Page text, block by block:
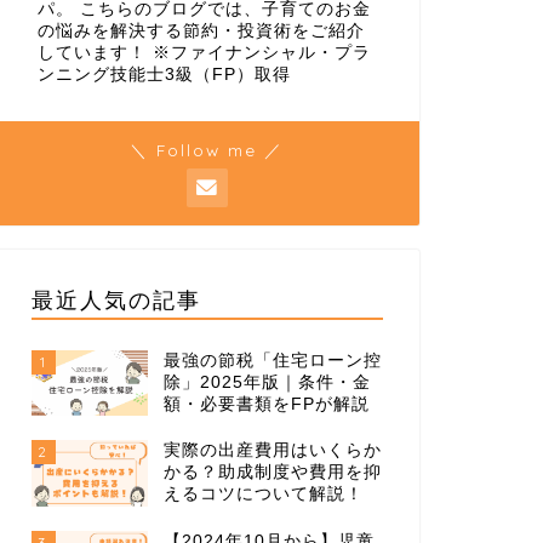
パ。 こちらのブログでは、子育てのお金
の悩みを解決する節約・投資術をご紹介
しています！ ※ファイナンシャル・プラ
ンニング技能士3級（FP）取得
＼ Follow me ／
最近人気の記事
1
最強の節税「住宅ローン控
除」2025年版｜条件・金
額・必要書類をFPが解説
2
実際の出産費用はいくらか
かる？助成制度や費用を抑
えるコツについて解説！